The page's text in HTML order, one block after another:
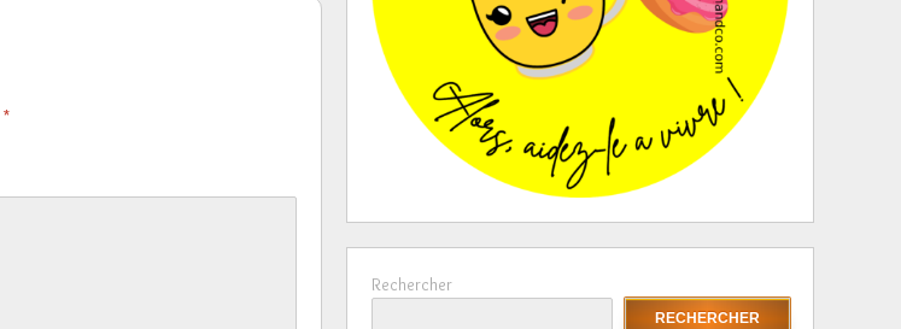
*
Rechercher
RECHERCHER